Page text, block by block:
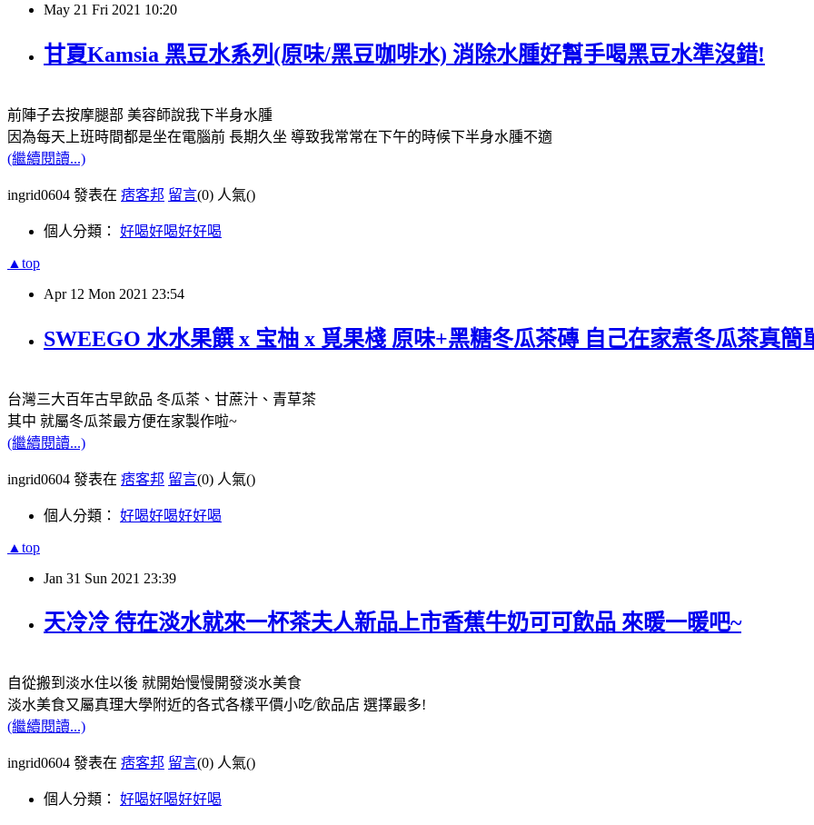
May 21 Fri 2021 10:20
甘夏Kamsia 黑豆水系列(原味/黑豆咖啡水) 消除水腫好幫手喝黑豆水準沒錯!
前陣子去按摩腿部 美容師說我下半身水腫
因為每天上班時間都是坐在電腦前 長期久坐 導致我常常在下午的時候下半身水腫不適
(繼續閱讀...)
ingrid0604 發表在 痞客邦 留言(0) 人氣()
個人分類： 好喝好喝好好喝
▲top
Apr 12 Mon 2021 23:54
SWEEGO 水水果饌 x 宝柚 x 覓果棧 原味+黑糖冬瓜茶磚 自己在家煮冬瓜茶真簡
台灣三大百年古早飲品 冬瓜茶、甘蔗汁、青草茶
其中 就屬冬瓜茶最方便在家製作啦~
(繼續閱讀...)
ingrid0604 發表在 痞客邦 留言(0) 人氣()
個人分類： 好喝好喝好好喝
▲top
Jan 31 Sun 2021 23:39
天冷冷 待在淡水就來一杯茶夫人新品上市香蕉牛奶可可飲品 來暖一暖吧~
自從搬到淡水住以後 就開始慢慢開發淡水美食
淡水美食又屬真理大學附近的各式各樣平價小吃/飲品店 選擇最多!
(繼續閱讀...)
ingrid0604 發表在 痞客邦 留言(0) 人氣()
個人分類： 好喝好喝好好喝